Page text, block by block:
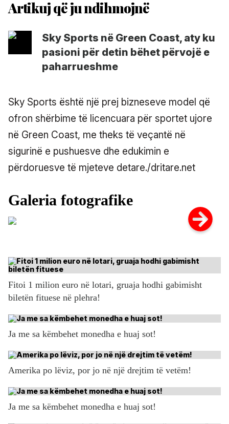
Sky Sports në Green Coast, aty ku
pasioni për detin bëhet përvojë e
paharrueshme
Sky Sports është një prej bizneseve model që
ofron shërbime të licencuara për sportet ujore
në Green Coast, me theks të veçantë në
sigurinë e pushuesve dhe edukimin e
përdoruesve të mjeteve detare./dritare.net
Fitoi 1 milion euro në lotari, gruaja hodhi gabimisht
biletën fituese në plehra!
Ja me sa këmbehet monedha e huaj sot!
Amerika po lëviz, por jo në një drejtim të vetëm!
Ja me sa këmbehet monedha e huaj sot!